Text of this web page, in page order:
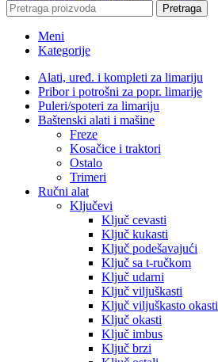
Pretraga
Meni
Kategorije
Alati, uređ. i kompleti za limariju
Pribor i potrošni za popr. limarije
Puleri/spoteri za limariju
Baštenski alati i mašine
Freze
Kosačice i traktori
Ostalo
Trimeri
Ručni alat
Ključevi
Ključ cevasti
Ključ kukasti
Ključ podešavajući
Ključ sa t-ručkom
Ključ udarni
Ključ viljuškasti
Ključ viljuškasto okasti
Ključ okasti
Ključ imbus
Ključ brzi